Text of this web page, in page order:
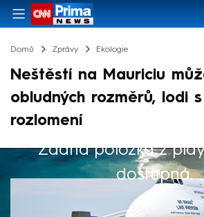
Domů Zprávy Ekologie
Neštěstí na Mauriciu
obludných rozměrů, lodi
rozlomení
Žádná položka z
dostupná.
Výběr redakce